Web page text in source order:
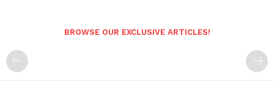
BROWSE OUR EXCLUSIVE ARTICLES!